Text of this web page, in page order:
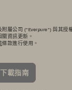
屬公司 ("Everpure") 與其授
資訊更新。
條款進行使用。
下載指南